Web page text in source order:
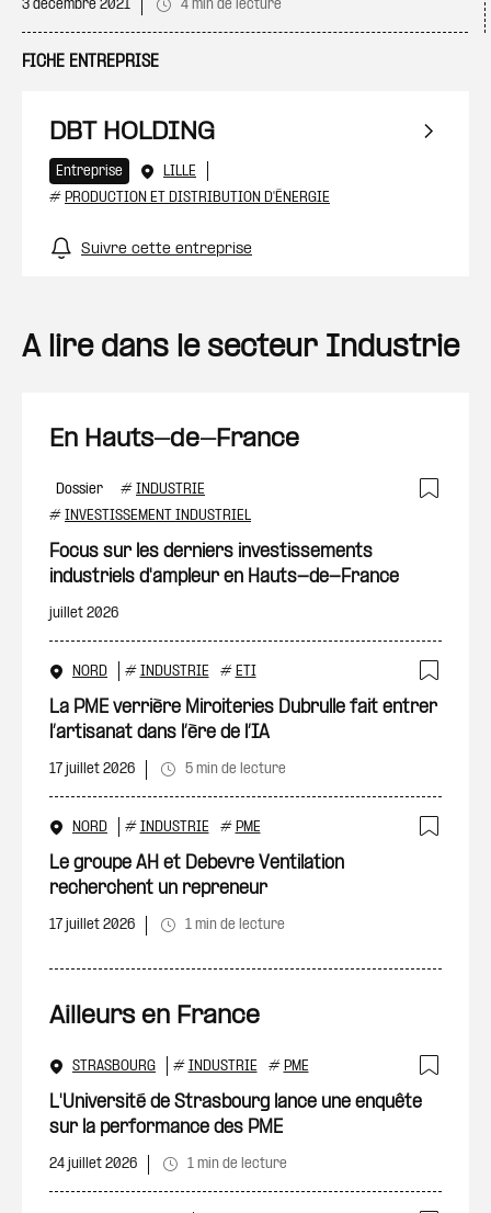
3 décembre 2021 4 min de lecture
FICHE ENTREPRISE
DBT HOLDING
Entreprise
LILLE
# PRODUCTION ET DISTRIBUTION D'ÉNERGIE
Suivre cette entreprise
A lire dans le secteur Industrie
En Hauts-de-France
Dossier # INDUSTRIE
# INVESTISSEMENT INDUSTRIEL
Focus sur les derniers investissements
industriels d'ampleur en Hauts-de-France
juillet 2026
NORD # INDUSTRIE # ETI
La PME verrière Miroiteries Dubrulle fait entrer
l’artisanat dans l’ère de l’IA
17 juillet 2026 5 min de lecture
NORD # INDUSTRIE # PME
Le groupe AH et Debevre Ventilation
recherchent un repreneur
17 juillet 2026 1 min de lecture
Ailleurs en France
STRASBOURG # INDUSTRIE # PME
L'Université de Strasbourg lance une enquête
sur la performance des PME
24 juillet 2026 1 min de lecture